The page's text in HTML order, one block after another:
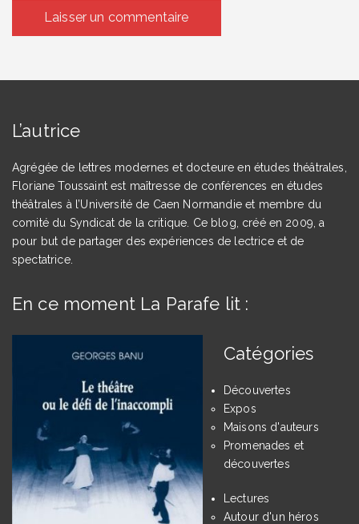
L’autrice
Agrégée de lettres modernes et docteure en études théâtrales,
Floriane Toussaint est maîtresse de conférences en études
théâtrales à l’Université de Caen Normandie et membre du
comité du Syndicat de la critique. Ce blog, créé en 2009, a
pour but de partager des expériences de lectrice et de
spectatrice.
En ce moment La Parafe lit :
Catégories
Découvertes
Expos
Maisons d'auteurs
Promenades et
découvertes
Lectures
Autour d'un héros